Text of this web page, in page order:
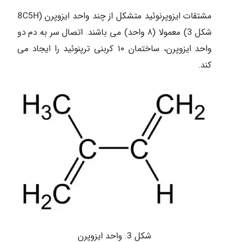
مشتقات ایزوپرنوئید متشکل از چند واحد ایزوپرن (8C5H
شکل 3) معمولا (۸ واحد) می باشند. اتصال سر به دم دو
واحد ایزوپرن، ساختمان ۱۰ کربنی ترپنوئید را ایجاد می
کند.
شکل 3: واحد ایزوپرن